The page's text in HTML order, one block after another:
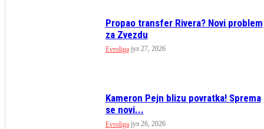
Propao transfer Rivera? Novi problem
za Zvezdu
Evroliga јул 27, 2026
Kameron Pejn blizu povratka! Sprema
se novi...
Evroliga јул 26, 2026